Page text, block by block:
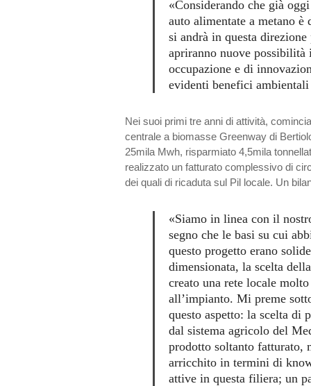
«Considerando che già
auto alimentate a metano
si andrà in questa
apriranno nuove
occupazione e di
evidenti benefici
Nei suoi primi tre anni di attività,
centrale a biomasse Greenway di
25mila Mwh, risparmiato 4,5mila
realizzato un fatturato complessivo di
dei quali di ricaduta sul Pil locale. Un
«Siamo in linea con il
segno che le basi su cui
questo progetto erano
dimensionata, la scelta
creato una rete locale
all’impianto. Mi preme
questo aspetto: la scelta di
dal sistema agricolo del
prodotto soltanto fatturato,
arricchito in termini di
attive in questa filiera; un